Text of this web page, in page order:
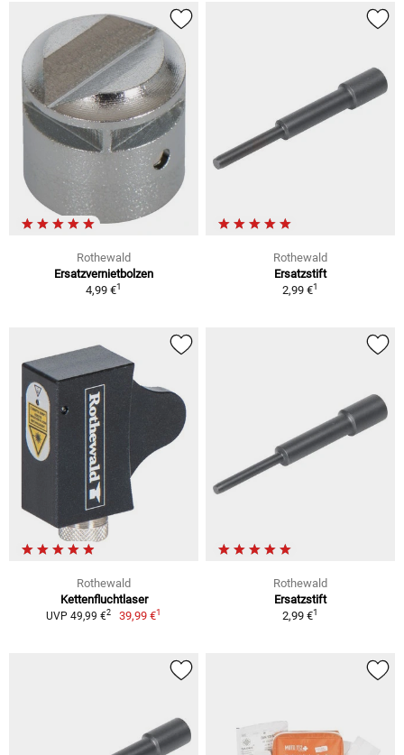
Rothewald
Ersatzvernietbolzen
4,99 €1
Rothewald
Ersatzstift
2,99 €1
Rothewald
Kettenfluchtlaser
UVP 49,99 €2 39,99 €1
Rothewald
Ersatzstift
2,99 €1